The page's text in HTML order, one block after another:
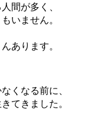
間が多く、
いません。
あります。
くなる前に、
てきました。